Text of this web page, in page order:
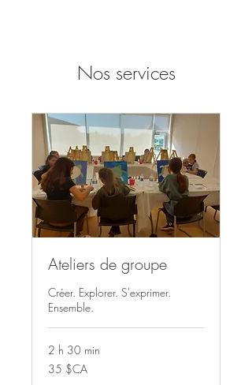
Nos services
Ateliers de groupe
Créer. Explorer. S'exprimer.
Ensemble.
2 h 30 min
35 CAD
35 $CA